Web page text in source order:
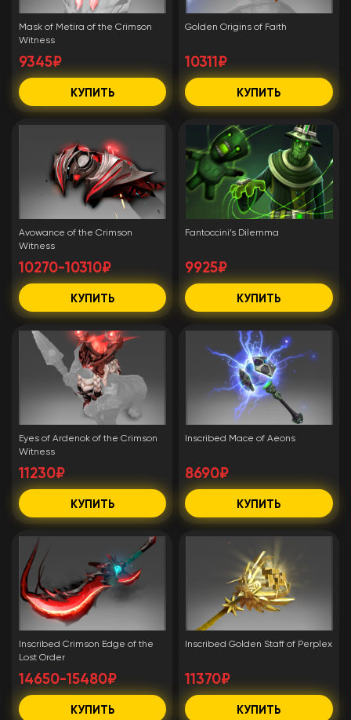
Mask of Metira of the Crimson
Witness
9345₽
КУПИТЬ
Golden Origins of Faith
10311₽
КУПИТЬ
Avowance of the Crimson
Witness
10270-10310₽
КУПИТЬ
Fantoccini’s Dilemma
9925₽
КУПИТЬ
Eyes of Ardenok of the Crimson
Witness
11230₽
КУПИТЬ
Inscribed Mace of Aeons
8690₽
КУПИТЬ
Inscribed Crimson Edge of the
Lost Order
14650-15480₽
КУПИТЬ
Inscribed Golden Staff of Perplex
11370₽
КУПИТЬ